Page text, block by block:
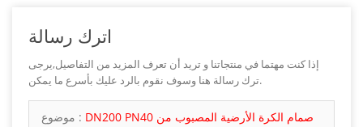
اترك رسالة
إذا كنت مهتما في منتجاتنا و تريد أن تعرف المزيد من التفاصيل,يرجى
ترك رسالة هنا وسوف نقوم بالرد عليك بأسرع ما يمكن.
موضوع : DN200 PN40 صمام الكرة الأرضية المصبوب من